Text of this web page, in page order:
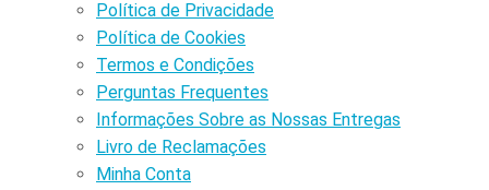
Política de Privacidade
Política de Cookies
Termos e Condições
Perguntas Frequentes
Informações Sobre as Nossas Entregas
Livro de Reclamações
Minha Conta